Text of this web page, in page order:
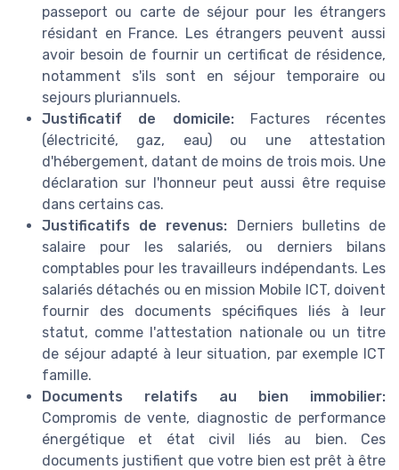
passeport ou carte de séjour pour les étrangers
résidant en France. Les étrangers peuvent aussi
avoir besoin de fournir un certificat de résidence,
notamment s'ils sont en séjour temporaire ou
sejours pluriannuels.
Justificatif de domicile:Factures récentes
(électricité, gaz, eau) ou une attestation
d'hébergement, datant de moins de trois mois. Une
déclaration sur l'honneur peut aussi être requise
dans certains cas.
Justificatifs de revenus: Derniers bulletins de
salaire pour les salariés, ou derniers bilans
comptables pour les travailleurs indépendants. Les
salariés détachés ou en mission Mobile ICT, doivent
fournir des documents spécifiques liés à leur
statut, comme l'attestation nationale ou un titre
de séjour adapté à leur situation, par exemple ICT
famille.
Documents relatifs au bien immobilier:
Compromis de vente, diagnostic de performance
énergétique et état civil liés au bien. Ces
documents justifient que votre bien est prêt à être